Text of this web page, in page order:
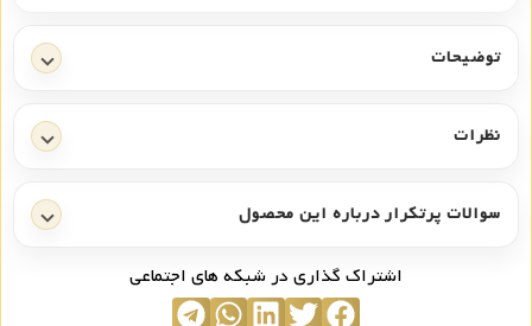
توضیحات
نظرات
سوالات پرتکرار درباره این محصول
اشتراک گذاری در شبکه های اجتماعی